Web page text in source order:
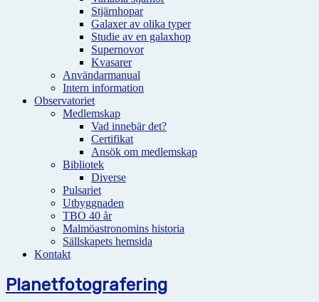
Stjärnhopar
Galaxer av olika typer
Studie av en galaxhop
Supernovor
Kvasarer
Användarmanual
Intern information
Observatoriet
Medlemskap
Vad innebär det?
Certifikat
Ansök om medlemskap
Bibliotek
Diverse
Pulsariet
Utbyggnaden
TBO 40 år
Malmöastronomins historia
Sällskapets hemsida
Kontakt
Planetfotografering